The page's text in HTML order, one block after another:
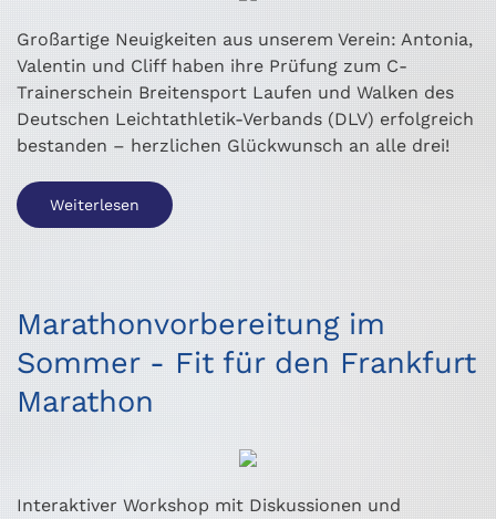
Großartige Neuigkeiten aus unserem Verein: Antonia,
Valentin und Cliff haben ihre Prüfung zum C-
Trainerschein Breitensport Laufen und Walken des
Deutschen Leichtathletik-Verbands (DLV) erfolgreich
bestanden – herzlichen Glückwunsch an alle drei!
Weiterlesen
Marathonvorbereitung im
Sommer - Fit für den Frankfurt
Marathon
Interaktiver Workshop mit Diskussionen und